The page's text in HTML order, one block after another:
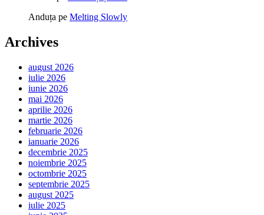
Anduța pe Melting Slowly
Archives
august 2026
iulie 2026
iunie 2026
mai 2026
aprilie 2026
martie 2026
februarie 2026
ianuarie 2026
decembrie 2025
noiembrie 2025
octombrie 2025
septembrie 2025
august 2025
iulie 2025